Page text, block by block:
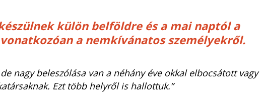
külön belföldre és a mai naptól a
a nemkívánatos személyekről.
nagy beleszólása van a néhány éve okkal elbocsátott vagy
Ezt több helyről is hallottuk.”